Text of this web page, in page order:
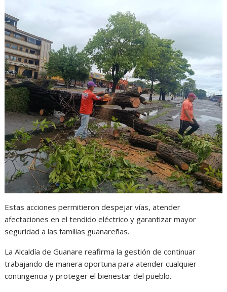
Estas acciones permitieron despejar vías, atender
afectaciones en el tendido eléctrico y garantizar mayor
seguridad a las familias guanareñas.
La Alcaldía de Guanare reafirma la gestión de continuar
trabajando de manera oportuna para atender cualquier
contingencia y proteger el bienestar del pueblo.